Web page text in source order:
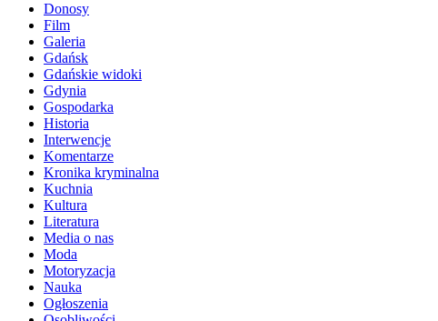
Donosy
Film
Galeria
Gdańsk
Gdańskie widoki
Gdynia
Gospodarka
Historia
Interwencje
Komentarze
Kronika kryminalna
Kuchnia
Kultura
Literatura
Media o nas
Moda
Motoryzacja
Nauka
Ogłoszenia